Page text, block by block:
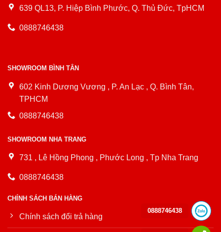
639 QL13, P. Hiệp Bình Phước, Q. Thủ Đức, TpHCM
0888746438
SHOWROOM BÌNH TÂN
602 Kinh Dương Vương , P. An Lạc , Q. Bình Tân,
TPHCM
0888746438
SHOWROOM NHA TRANG
731 , Lê Hồng Phong , Phước Long , Tp Nha Trang
0888746438
CHÍNH SÁCH BÁN HÀNG
Chính sách đổi trả hàng
0888746438